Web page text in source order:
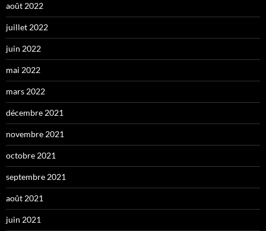
août 2022
juillet 2022
juin 2022
mai 2022
mars 2022
décembre 2021
novembre 2021
octobre 2021
septembre 2021
août 2021
juin 2021